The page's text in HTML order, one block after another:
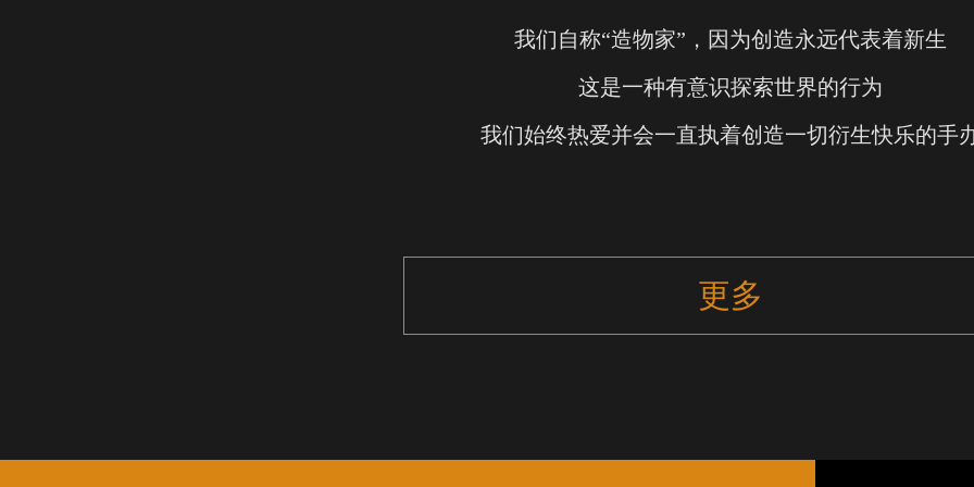
我们自称“造物家”，因为创造永远代表着新生
这是一种有意识探索世界的行为
我们始终热爱并会一直执着创造一切衍生快乐的手
更多